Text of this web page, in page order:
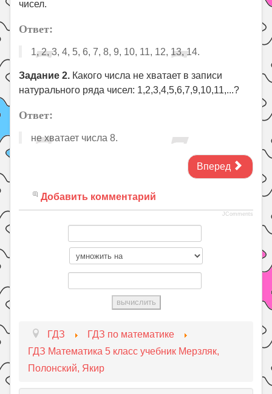
чисел.
Ответ:
1, 2, 3, 4, 5, 6, 7, 8, 9, 10, 11, 12, 13, 14.
Задание 2. Какого числа не хватает в записи
натурального ряда чисел: 1,2,3,4,5,6,7,9,10,11,...?
Ответ:
не хватает числа 8.
Вперед
Добавить комментарий
JComments
ГДЗ
ГДЗ по математике
ГДЗ Математика 5 класс учебник Мерзляк,
Полонский, Якир